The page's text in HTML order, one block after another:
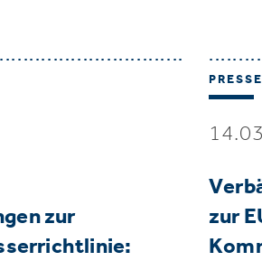
zur
zur